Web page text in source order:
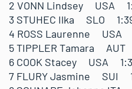
2 VONN Lindsey USA
3 STUHEC Ilka SLO
4 ROSS Laurenne
5 TIPPLER Tamara
6 COOK Stacey USA
7 FLURY Jasmine SUI